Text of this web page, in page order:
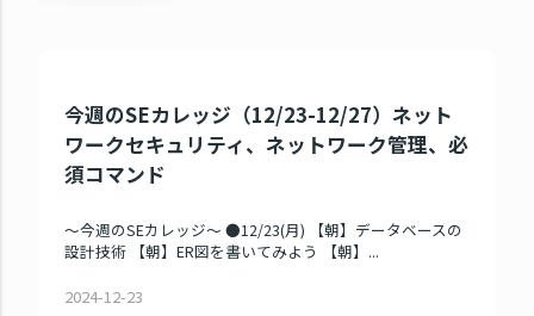
今週のSEカレッジ（12/23-12/27）ネット
ワークセキュリティ、ネットワーク管理、必
須コマンド
～今週のSEカレッジ～ ●12/23(月) 【朝】データベースの
設計技術 【朝】ER図を書いてみよう 【朝】...
2024-12-23